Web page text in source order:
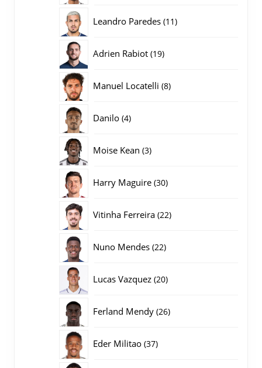
Leandro Paredes 1111
Adrien Rabiot 1919
Manuel Locatelli 88
Danilo 44
Moise Kean 33
Harry Maguire 3030
Vitinha Ferreira 2222
Nuno Mendes 2222
Lucas Vazquez 2020
Ferland Mendy 2626
Eder Militao 3737